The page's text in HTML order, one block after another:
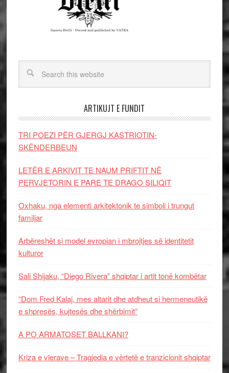
ARTIKUJT E FUNDIT
TRI POEZI PËR GJERGJ KASTRIOTIN-
SKËNDERBEUN
LETËR E ARKIVIT TE NAUM PRIFTIT NË
PERVJETORIN E PARE TE DRAGO SILIQIT
Oxhaku, nga elementi arkitektonik te simboli i trungut
familjar
Arbëreshët si model evropian i mbrojtjes së identitetit
kulturor
Sali Shijaku, “Diego Rivera” shqiptar i artit tonë kombëtar
“Dom Fred Kalaj, mes altarit dhe atdheut si hermeneutikë
e shpresës, kujtesës dhe shërbimit”
A PO ARMATOSET BALLKANI?
Kriza e vlerave – Tragjedia e vërtetë e tranzicionit shqiptar